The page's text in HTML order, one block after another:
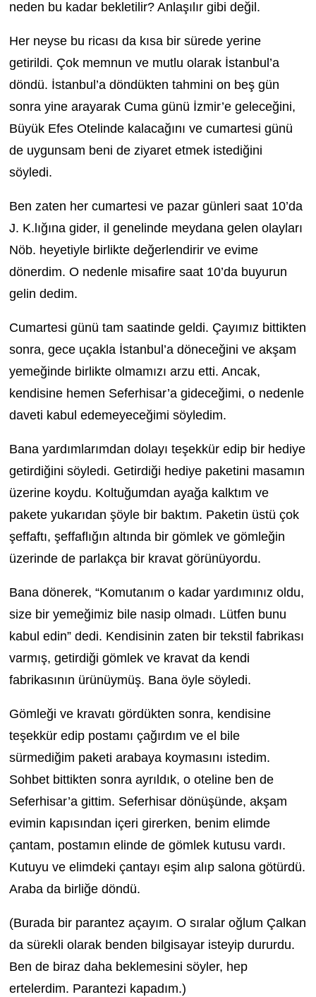
neden bu kadar bekletilir? Anlaşılır gibi değil.
Her neyse bu ricası da kısa bir sürede yerine
getirildi. Çok memnun ve mutlu olarak İstanbul’a
döndü. İstanbul’a döndükten tahmini on beş gün
sonra yine arayarak Cuma günü İzmir’e geleceğini,
Büyük Efes Otelinde kalacağını ve cumartesi günü
de uygunsam beni de ziyaret etmek istediğini
söyledi.
Ben zaten her cumartesi ve pazar günleri saat 10’da
J. K.lığına gider, il genelinde meydana gelen olayları
Nöb. heyetiyle birlikte değerlendirir ve evime
dönerdim. O nedenle misafire saat 10’da buyurun
gelin dedim.
Cumartesi günü tam saatinde geldi. Çayımız bittikten
sonra, gece uçakla İstanbul’a döneceğini ve akşam
yemeğinde birlikte olmamızı arzu etti. Ancak,
kendisine hemen Seferhisar’a gideceğimi, o nedenle
daveti kabul edemeyeceğimi söyledim.
Bana yardımlarımdan dolayı teşekkür edip bir hediye
getirdiğini söyledi. Getirdiği hediye paketini masamın
üzerine koydu. Koltuğumdan ayağa kalktım ve
pakete yukarıdan şöyle bir baktım. Paketin üstü çok
şeffaftı, şeffaflığın altında bir gömlek ve gömleğin
üzerinde de parlakça bir kravat görünüyordu.
Bana dönerek, “Komutanım o kadar yardımınız oldu,
size bir yemeğimiz bile nasip olmadı. Lütfen bunu
kabul edin” dedi. Kendisinin zaten bir tekstil fabrikası
varmış, getirdiği gömlek ve kravat da kendi
fabrikasının ürünüymüş. Bana öyle söyledi.
Gömleği ve kravatı gördükten sonra, kendisine
teşekkür edip postamı çağırdım ve el bile
sürmediğim paketi arabaya koymasını istedim.
Sohbet bittikten sonra ayrıldık, o oteline ben de
Seferhisar’a gittim. Seferhisar dönüşünde, akşam
evimin kapısından içeri girerken, benim elimde
çantam, postamın elinde de gömlek kutusu vardı.
Kutuyu ve elimdeki çantayı eşim alıp salona götürdü.
Araba da birliğe döndü.
(Burada bir parantez açayım. O sıralar oğlum Çalkan
da sürekli olarak benden bilgisayar isteyip dururdu.
Ben de biraz daha beklemesini söyler, hep
ertelerdim. Parantezi kapadım.)